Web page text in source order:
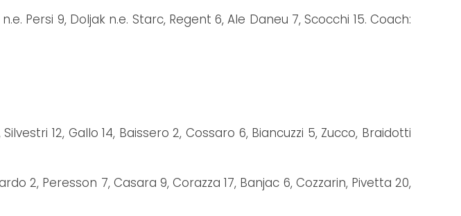
Persi 9, Doljak n.e. Starc, Regent 6, Ale Daneu 7, Scocchi 15. Coach:
Silvestri 12, Gallo 14, Baissero 2, Cossaro 6, Biancuzzi 5, Zucco, Braidotti
2, Peresson 7, Casara 9, Corazza 17, Banjac 6, Cozzarin, Pivetta 20,